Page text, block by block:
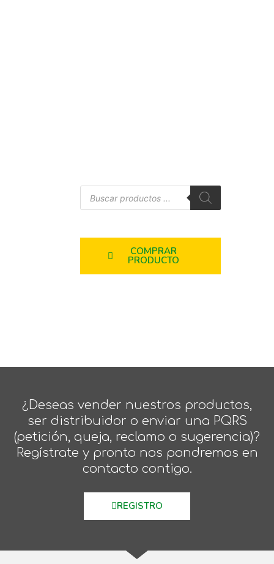
COMPRAR
PRODUCTO
¿Deseas vender nuestros productos,
ser distribuidor o enviar una PQRS
(petición, queja, reclamo o sugerencia)?
Regístrate y pronto nos pondremos en
contacto contigo.
REGISTRO